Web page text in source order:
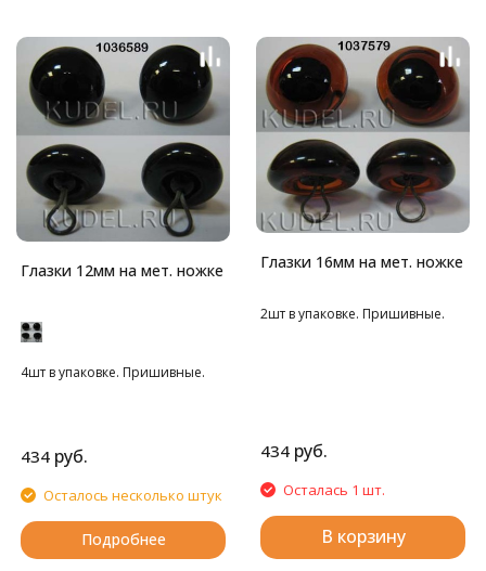
Рекомендуем для облегчения
сборки либо нагреть фиксатор
в горячей воде, либо немного
увеличить внутреннее
отверстие фиксатора
ножницами.
в горячей воде, либо немного
увеличить внутреннее
отверстие фиксатора
ножницами.
Глазки 12мм на мет. ножке
4шт в упаковке. Пришивные.
434 руб.
Осталось несколько штук
Подробнее
Глазки 16мм на мет. ножке
2шт в упаковке. Пришивные.
434 руб.
Осталась 1 шт.
В корзину